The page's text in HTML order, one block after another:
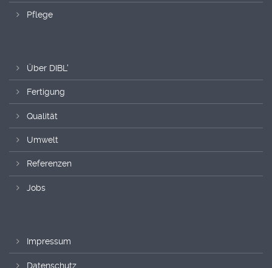
Pflege
Über DIBL'
Fertigung
Qualität
Umwelt
Referenzen
Jobs
Impressum
Datenschutz